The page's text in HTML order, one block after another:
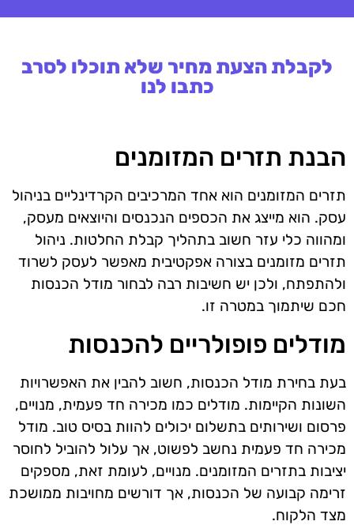
לקבלת הצעת מחיר שלא תוכלו לסרב
כתבו לנו
הבנת תזרים המזומנים
תזרים המזומנים הוא אחד המרכיבים הקרדינליים בניהול
עסק. הוא מייצג את הכספים הנכנסים והיוצאים מעסק,
ומהווה כלי עזר חשוב בתהליך קבלת החלטות. ניהול
תזרים מזומנים בצורה אפקטיבית מאפשר לעסק לשרוד
ולהתפתח, ולכן יש חשיבות רבה לבחור מודל הכנסות
חכם שיתמוך במטרה זו.
מודלים פופולריים להכנסות
בעת בחירת מודל הכנסות, חשוב להבין את האפשרויות
השונות הקיימות. מודלים כמו מכירה חד פעמית, מנויים,
פרסום ושירותים בתשלום יכולים להוות בסיס טוב. מודל
מכירה חד פעמית נחשב לפשוט, אך עלול להוביל לחוסר
יציבות בתזרים המזומנים. מנויים, לעומת זאת, מספקים
זרימה קבועה של הכנסות, אך דורשים מחויבות ממושכת
מצד הלקוח.